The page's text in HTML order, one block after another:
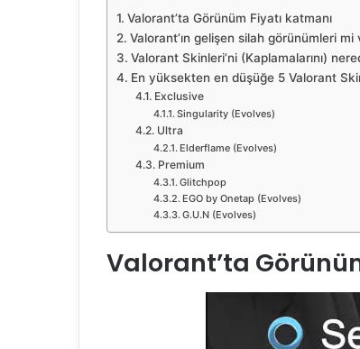
Valorant’ta Görünüm Fiyatı katmanı
Valorant’ın gelişen silah görünümleri mi
Valorant Skinleri’ni (Kaplamalarını)
En yüksekten en düşüğe 5 Valorant
Exclusive
Singularity (Evolves)
Ultra
Elderflame (Evolves)
Premium
Glitchpop
EGO by Onetap (Evolves)
G.U.N (Evolves)
Valorant’ta